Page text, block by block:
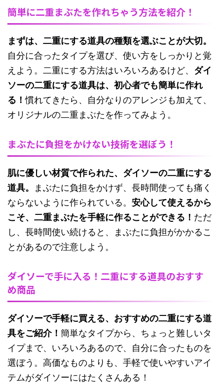
簡単に二重まぶたを作れちゃう方法を紹介！
まずは、二重にする道具の種類を選ぶことが大切。
自分に合ったタイプを選び、使い方をしっかりと覚
えよう。二重にする方法はいろいろあるけど、 ダイ
ソーの二重にする道具は、初心者でも簡単に作れ
る！慣れてきたら、自分なりのアレンジも加えて、
オリジナルの二重まぶたを作ってみよう。
まぶたに負担をかけない技術を選ぼう！
肌に優しい材質で作られた、ダイソーの二重にする
道具。
まぶたに負担をかけず、長時間使っても痛く
ならないように作られている。 安心して使えるから
こそ、二重まぶたを手軽に作ることができる！ ただ
し、長時間使い続けると、まぶたに負担がかかるこ
とがあるので注意しよう。
ダイソーで手に入る！二重にする道具のおすす
め商品
ダイソーで手軽に買える、おすすめの二重にする道
具をご紹介！ 簡単なタイプから、ちょっと難しいタ
イプまで、いろいろあるので、自分に合ったものを
選ぼう。高価なものよりも、手軽で使いやすいアイ
テムがダイソーにはたくさんある！